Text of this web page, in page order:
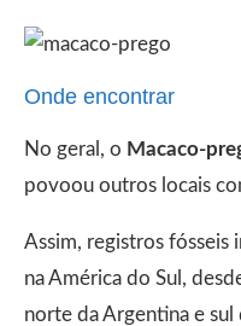
Onde encontrar
No geral, o Macaco-
povoou outros locais
Assim, registros fósseis
na América do Sul,
norte da Argentina e sul